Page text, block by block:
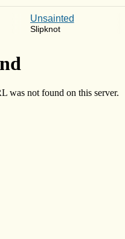
Unsainted
Slipknot